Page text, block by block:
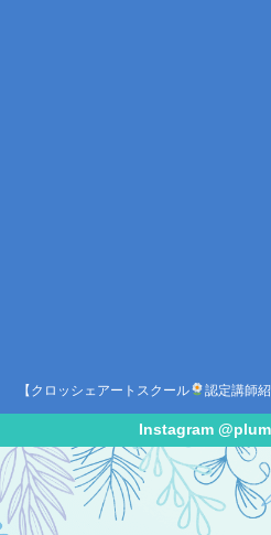
【クロッシェアートスクール 認定講師
Instagram